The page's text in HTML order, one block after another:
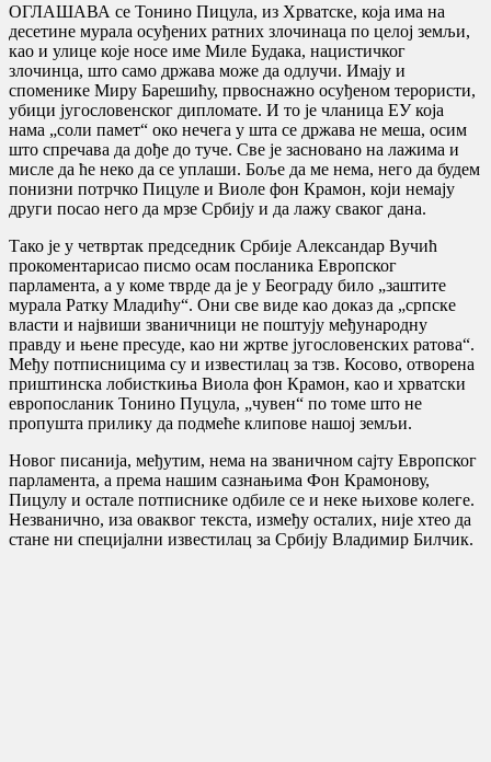
ОГЛАШАВА се Тонино Пицула, из Хрватске, која има на
десетине мурала осуђених ратних злочинаца по целој земљи,
као и улице које носе име Милe Будака, нацистичког
злочинца, што само држава може да одлучи. Имају и
споменике Миру Барeшићу, првоснажно осуђеном терористи,
убици југословенског дипломате. И то је чланица ЕУ која
нама „соли памет“ око нечега у шта се држава не меша, осим
што спречава да дође до туче. Све је засновано на лажима и
мисле да ће неко да се уплаши. Боље да ме нема, него да будем
понизни потрчко Пицуле и Виоле фон Крамон, који немају
други посао него да мрзе Србију и да лажу сваког дана.
Тако је у четвртак председник Србије Александар Вучић
прокоментарисао писмо осам посланика Европског
парламента, а у коме тврде да је у Београду било „заштите
мурала Ратку Младићу“. Они све виде као доказ да „српске
власти и највиши званичници не поштују међународну
правду и њене пресуде, као ни жртве југословенских ратова“.
Међу потписницима су и известилац за тзв. Косово, отворена
приштинска лобисткиња Виола фон Крамон, као и хрватски
европосланик Тонино Пуцула, „чувен“ по томе што не
пропушта прилику да подмеће клипове нашој земљи.
Новог писанија, међутим, нема на званичном сајту Европског
парламента, а према нашим сазнањима Фон Крамонову,
Пицулу и остале потписнике одбиле се и неке њихове колеге.
Незванично, иза оваквог текста, између осталих, није хтео да
стане ни специјални известилац за Србију Владимир Билчик.